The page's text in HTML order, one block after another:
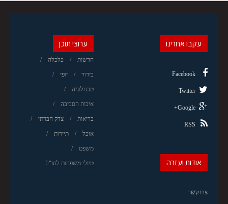
ערוצי תוכן
חדשות כלכלה
בידור יופי
טכנולוגיה
איכות הסביבה
בריאות צדק חברתי
אוכל תיירות
משפט
טיולי משפחות לחו"ל
עקבו אחרינו
Facebook
Twitter
Google+
RSS
אודות ועזרה
צרו קשר